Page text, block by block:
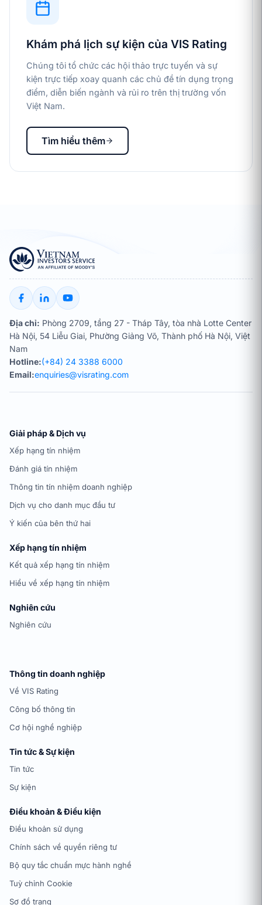
Khám phá lịch sự kiện của VIS Rating
Chúng tôi tổ chức các hội thảo trực tuyến và sự
kiện trực tiếp xoay quanh các chủ đề tín dụng trọng
điểm, diễn biến ngành và rủi ro trên thị trường vốn
Việt Nam.
Tìm hiểu thêm
Địa chỉ: Phòng 2709, tầng 27 - Tháp Tây, tòa nhà Lotte Center
Hà Nội, 54 Liễu Giai, Phường Giảng Võ, Thành phố Hà Nội, Việt
Nam
Hotline:(+84) 24 3388 6000
Email:enquiries@visrating.com
Giải pháp & Dịch vụ
Xếp hạng tín nhiệm
Đánh giá tín nhiệm
Thông tin tín nhiệm doanh nghiệp
Dịch vụ cho danh mục đầu tư
Ý kiến của bên thứ hai
Xếp hạng tín nhiệm
Kết quả xếp hạng tín nhiệm
Hiểu về xếp hạng tín nhiệm
Nghiên cứu
Nghiên cứu
Thông tin doanh nghiệp
Về VIS Rating
Công bố thông tin
Cơ hội nghề nghiệp
Tin tức & Sự kiện
Tin tức
Sự kiện
Điều khoản & Điều kiện
Điều khoản sử dụng
Chính sách về quyền riêng tư
Bộ quy tắc chuẩn mực hành nghề
Tuỳ chỉnh Cookie
Sơ đồ trang